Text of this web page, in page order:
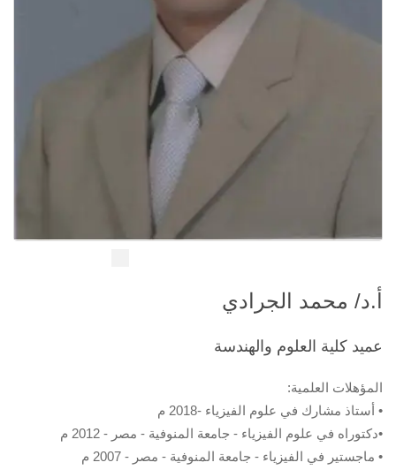
أ.د/ محمد الجرادي
عميد كلية العلوم والهندسة
المؤهلات العلمية:
• أستاذ مشارك في علوم الفيزياء -2018 م
•دكتوراه في علوم الفيزياء - جامعة المنوفية - مصر - 2012 م
• ماجستير في الفيزياء - جامعة المنوفية - مصر - 2007 م